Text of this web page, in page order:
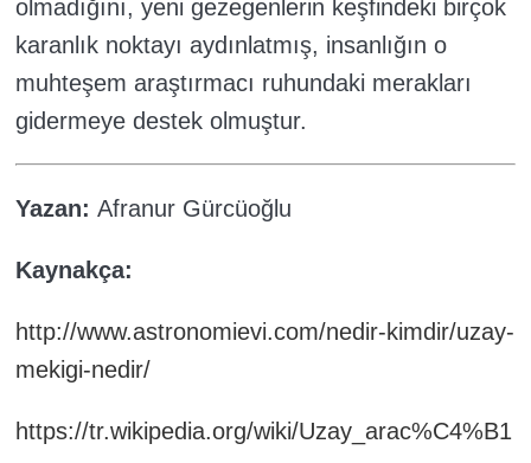
olmadığını, yeni gezegenlerin keşfindeki birçok
karanlık noktayı aydınlatmış, insanlığın o
muhteşem araştırmacı ruhundaki merakları
gidermeye destek olmuştur.
Yazan: Afranur Gürcüoğlu
Kaynakça:
http://www.astronomievi.com/nedir-kimdir/uzay-
mekigi-nedir/
https://tr.wikipedia.org/wiki/Uzay_arac%C4%B1